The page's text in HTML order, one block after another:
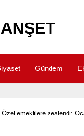
Gündem
emeklilere seslendi: